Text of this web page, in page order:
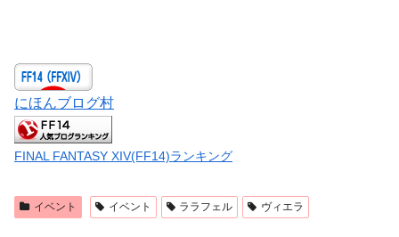
にほんブログ村
FINAL FANTASY XIV(FF14)ランキング
イベント イベント ララフェル ヴィエラ